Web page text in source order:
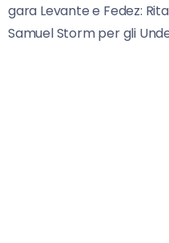
gara Levante e Fedez:
Samuel Storm per gli